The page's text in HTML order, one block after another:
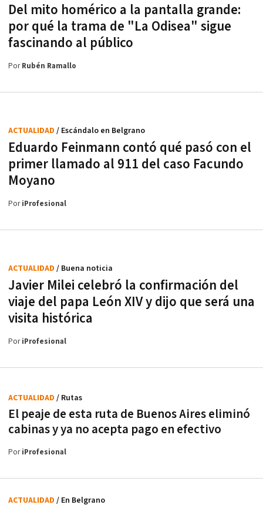
Del mito homérico a la pantalla grande:
por qué la trama de "La Odisea" sigue
fascinando al público
PorRubén Ramallo
Eduardo Feinmann contó qué pasó con el
primer llamado al 911 del caso Facundo
Moyano
ACTUALIDAD / Escándalo en Belgrano
PoriProfesional
Javier Milei celebró la confirmación del
viaje del papa León XIV y dijo que será una
visita histórica
ACTUALIDAD / Buena noticia
PoriProfesional
El peaje de esta ruta de Buenos Aires eliminó
cabinas y ya no acepta pago en efectivo
ACTUALIDAD / Rutas
PoriProfesional
ACTUALIDAD / En Belgrano